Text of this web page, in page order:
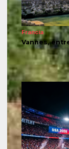
Francia
Vannes,